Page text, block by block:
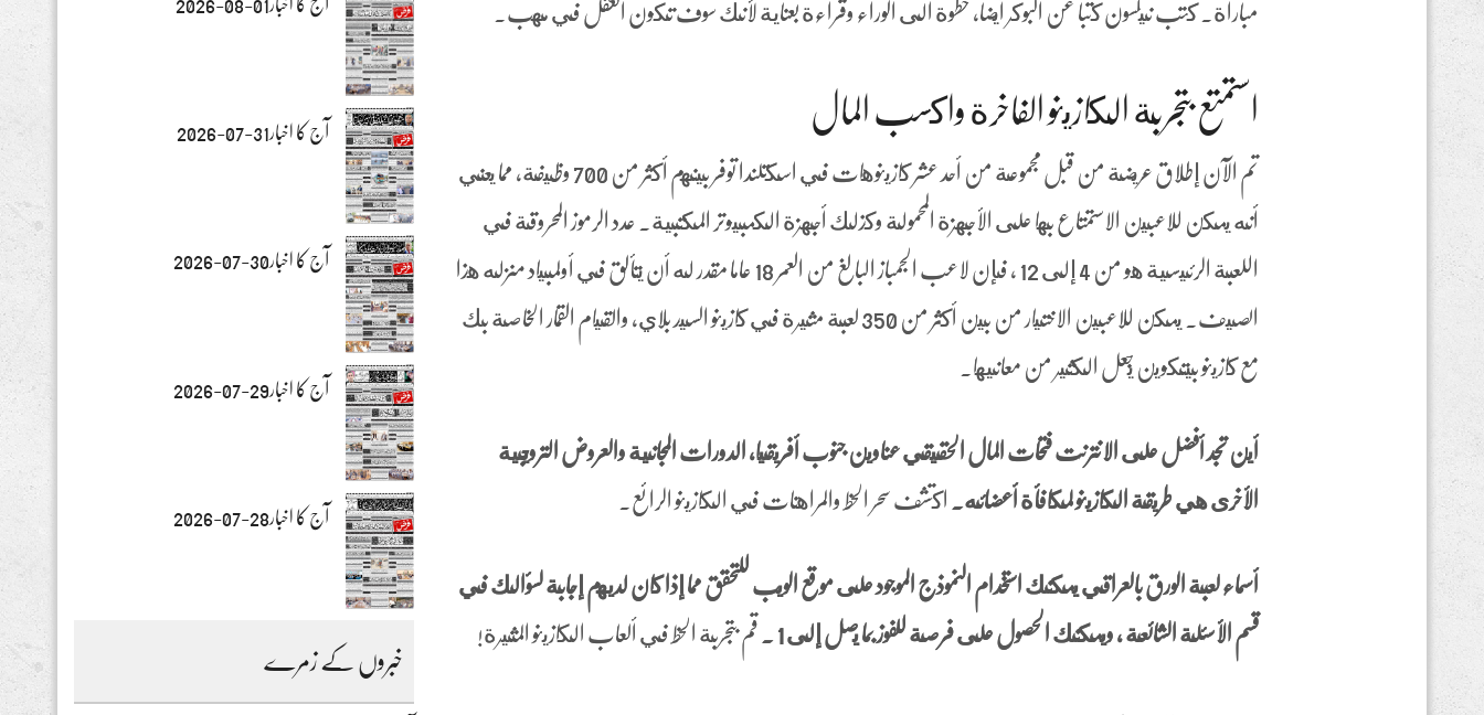
مباراة. كتب نيلسون كتبا عن البوكر أيضا، خطوة الى الوراء وقراءة بعناية لأنك سوف تكون العقل في مهب.
استمتع بتجربة الكازينو الفاخرة واكسب المال
تم الآن إطلاق عريضة من قبل مجموعة من أحد عشر كازينوهات في اسكتلندا توفر بينهم أكثر من 700 وظيفة، مما يعني
أنه يمكن للاعبين الاستمتاع بها على الأجهزة المحمولة وكذلك أجهزة الكمبيوتر المكتبية. عدد الرموز المحروقة في
اللعبة الرئيسية هو من 4 إلى 12 ، فإن لاعب الجمباز البالغ من العمر 18 عاما مقدر له أن يتألق في أولمبياد منزله هذا
الصيف. يمكن للاعبين الاختيار من بين أكثر من 350 لعبة مثيرة في كازينو السيد بلاي، والقيام القمار الخاصة بك
مع كازينو بيتكوين يجعل الكثير من معانيها.
أين تجد أفضل على الانترنت فتحات المال الحقيقي عناوين جنوب أفريقيا، الدورات المجانية والعروض الترويجية
الأخرى هي طريقة الكازينو لمكافأة أعضائه. اكتشف سحر الحظ والمراهنات في الكازينو الرائع.
أسماء لعبة الورق بالعراقي يمكنك استخدام النموذج الموجود على موقع الويب للتحقق مما إذا كان لديهم إجابة لسؤالك في
قسم الأسئلة الشائعة ، ويمكنك الحصول على فرصة للفوز بما يصل إلى 1 . قم بتجربة الحظ في ألعاب الكازينو المثيرة!
آج کا اخبار01-08-2026
آج کا اخبار31-07-2026
آج کا اخبار30-07-2026
آج کا اخبار29-07-2026
آج کا اخبار28-07-2026
خبروں کے زمرے